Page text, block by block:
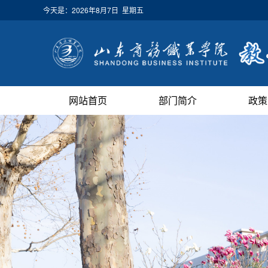
今天是： 2026年8月7日 星期五
网站首页 部门简介 政